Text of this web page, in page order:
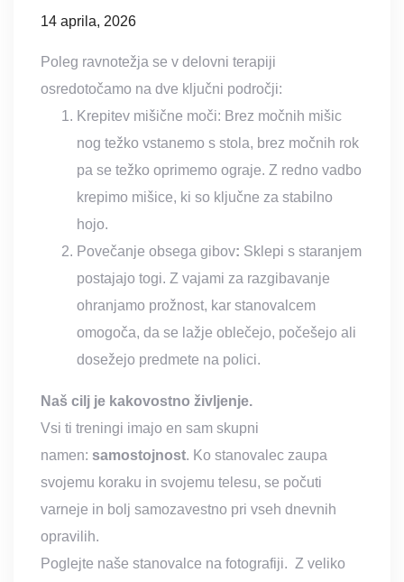
14 aprila, 2026
Poleg ravnotežja se v delovni terapiji
osredotočamo na dve ključni področji:
Krepitev mišične moči: Brez močnih mišic
nog težko vstanemo s stola, brez močnih rok
pa se težko oprimemo ograje. Z redno vadbo
krepimo mišice, ki so ključne za stabilno
hojo.
Povečanje obsega gibov: Sklepi s staranjem
postajajo togi. Z vajami za razgibavanje
ohranjamo prožnost, kar stanovalcem
omogoča, da se lažje oblečejo, počešejo ali
dosežejo predmete na polici.
Naš cilj je kakovostno življenje.
Vsi ti treningi imajo en sam skupni
namen: samostojnost. Ko stanovalec zaupa
svojemu koraku in svojemu telesu, se počuti
varneje in bolj samozavestno pri vseh dnevnih
opravilih.
Poglejte naše stanovalce na fotografiji. Z veliko